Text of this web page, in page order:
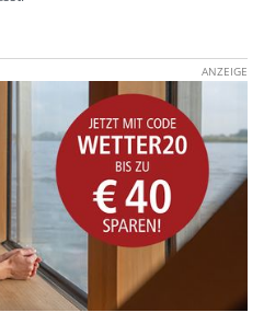
ANZEIGE